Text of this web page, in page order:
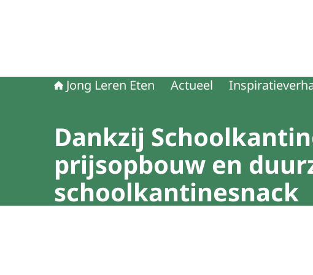
Jong Leren Eten Actueel
Dankzij
prijsopbouw en
schoolkantinesnack